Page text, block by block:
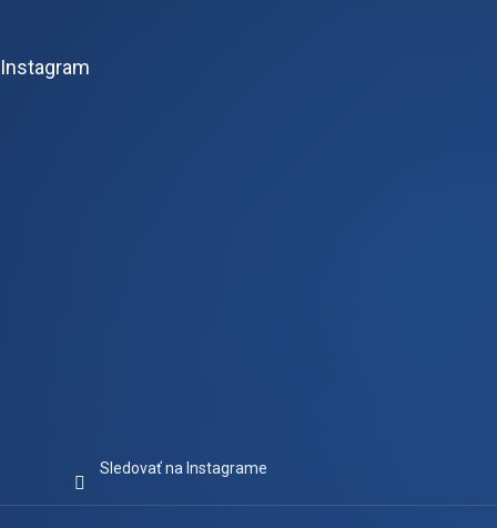
Instagram
Sledovať na Instagrame